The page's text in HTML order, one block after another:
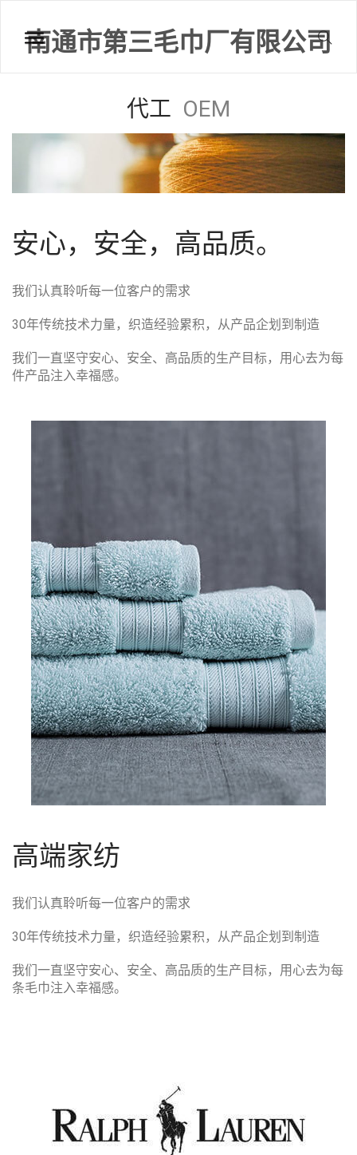
南通市第三毛巾厂有限公司
代工 OEM
安心，安全，高品质。
我们认真聆听每一位客户的需求
30年传统技术力量，织造经验累积，从产品企划到制造
我们一直坚守安心、安全、高品质的生产目标，用心去为每
件产品注入幸福感。
高端家纺
我们认真聆听每一位客户的需求
30年传统技术力量，织造经验累积，从产品企划到制造
我们一直坚守安心、安全、高品质的生产目标，用心去为每
条毛巾注入幸福感。